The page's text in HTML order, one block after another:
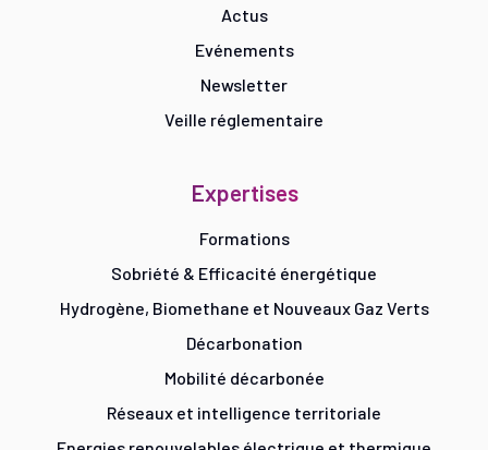
Actus
Evénements
Newsletter
Veille réglementaire
Expertises
Formations
Sobriété & Efficacité énergétique
Hydrogène, Biomethane et Nouveaux Gaz Verts
Décarbonation
Mobilité décarbonée
Réseaux et intelligence territoriale